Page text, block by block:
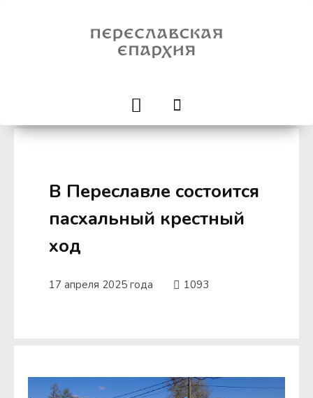
В Переславле состоится
пасхальный крестный
ход
17 апреля 2025 года 1093